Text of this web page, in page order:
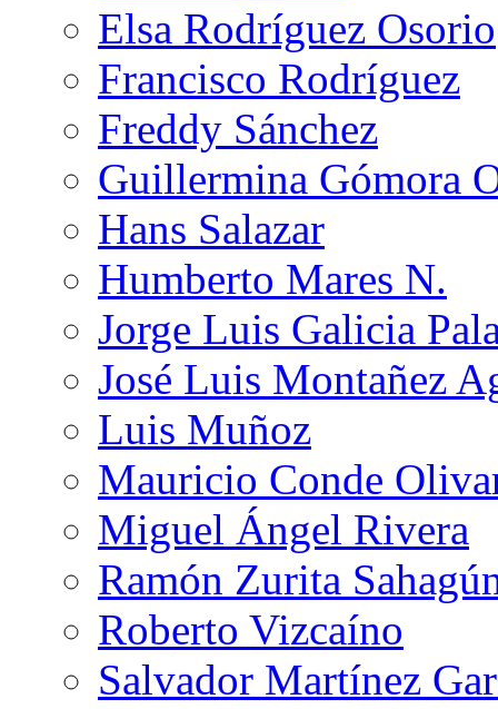
Elsa Rodríguez Osorio
Francisco Rodríguez
Freddy Sánchez
Guillermina Gómora
Hans Salazar
Humberto Mares N.
Jorge Luis Galicia
José Luis Montañez
Luis Muñoz
Mauricio Conde
Miguel Ángel Rivera
Ramón Zurita
Roberto Vizcaíno
Salvador Martínez